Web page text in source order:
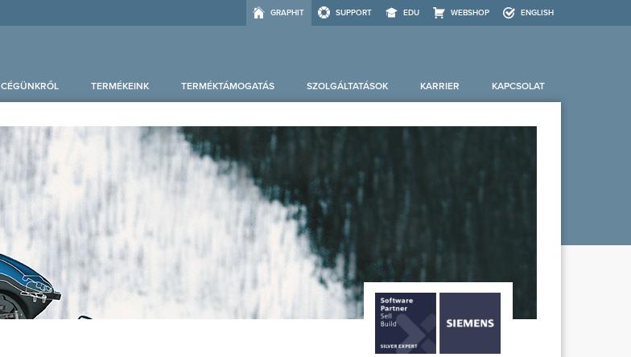
GRAPHIT SUPPORT EDU WEBSHOP ENGLISH
CÉGÜNKRŐL TERMÉKEINK TERMÉKTÁMOGATÁS SZOLGÁLTATÁSOK KARRIER KAPCSOLAT